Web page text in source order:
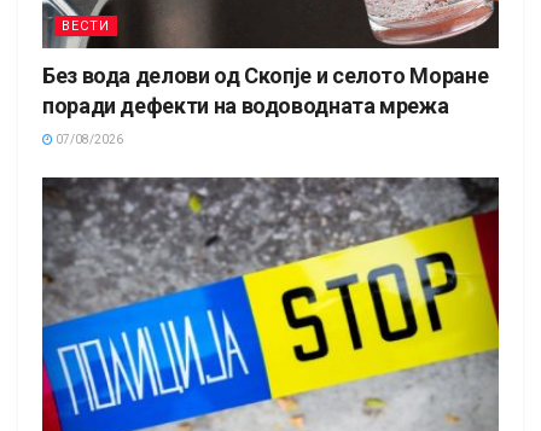
ВЕСТИ
Без вода делови од Скопје и селото Моране
поради дефекти на водоводната мрежа
07/08/2026